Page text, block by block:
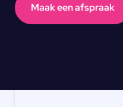
Maak een afspraak